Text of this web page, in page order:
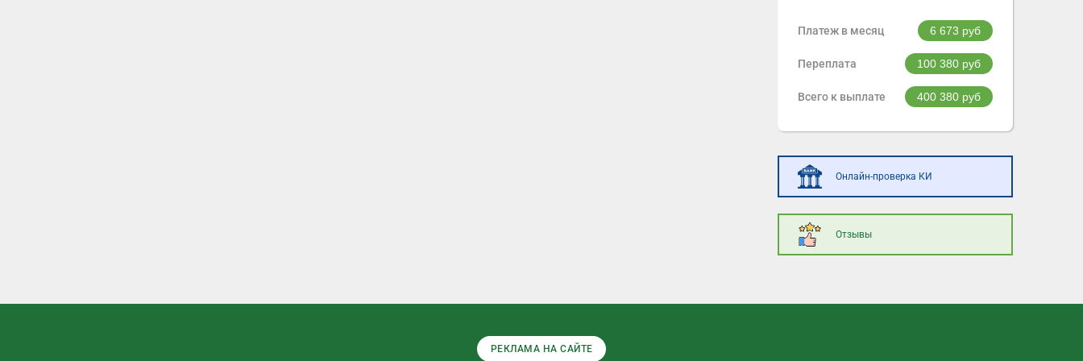
Платеж в месяц 6 673 руб
Переплата 100 380 руб
Всего к выплате 400 380 руб
Онлайн-проверка КИ
Отзывы
РЕКЛАМА НА САЙТЕ